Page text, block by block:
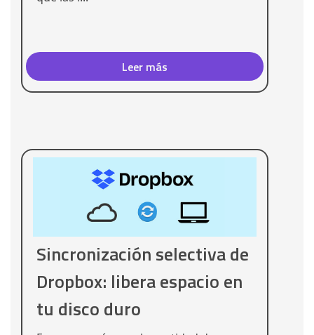
Leer más
Sincronización selectiva de
Dropbox: libera espacio en
tu disco duro